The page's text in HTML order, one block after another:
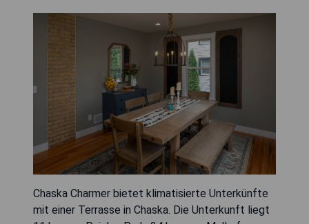
Chaska Charmer bietet klimatisierte Unterkünfte
mit einer Terrasse in Chaska. Die Unterkunft liegt